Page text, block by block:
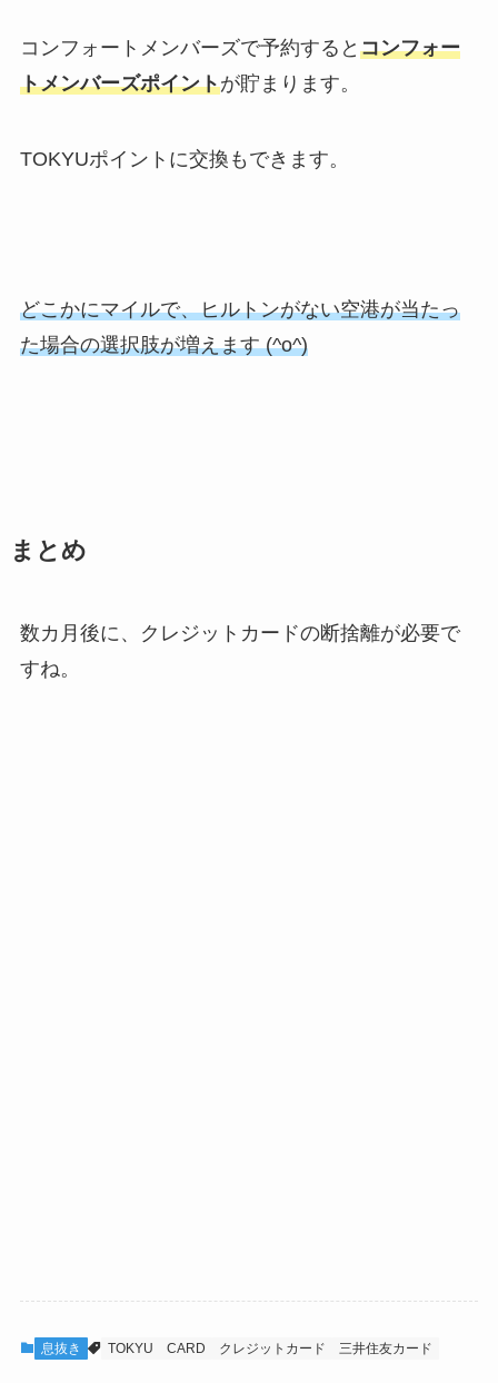
コンフォートメンバーズで予約すると コンフォー
トメンバーズポイントが貯まります。
TOKYUポイントに交換もできます。
どこかにマイルで、ヒルトンがない空港が当たっ
た場合の選択肢が増えます (^o^)
まとめ
数カ月後に、クレジットカードの断捨離が必要で
すね。
息抜き TOKYU CARD クレジットカード 三井住友カード